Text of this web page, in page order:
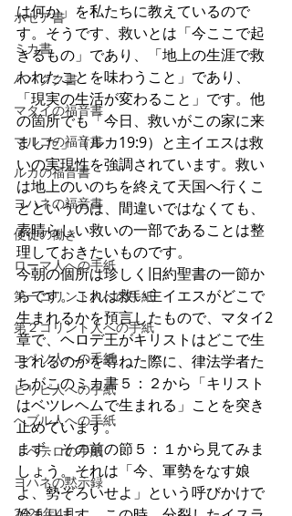
ホセア書
ミカ書
ハバクク書
マタイの福音書
マルコの福音書
ルカの福音書
ヨハネの福音書
使徒の働き
ローマ人への手紙
第一コリント人への手紙
第２コリント人への手紙
エペソ人への手紙
ピリピ人への手紙
へブル人への手紙
Ⅰペテロの手紙
ヨハネの黙示録
は何か」を私たちに教えているので
す。そうです、救いとは「今ここで起
きるもの」であり、「地上の生涯で救
われたことを味わうこと」であり、
「現実の生活が変わること」です。他
の箇所でも「今日、救いがこの家に来
ました」（ルカ19:9）と主イエスは救
いの実現性を強調されています。救い
は地上のいのちを終えて天国へ行くこ
とというのは、間違いではなくても、
素晴らしい救いの一部であることは整
理しておきたいものです。
今朝の個所は珍しく旧約聖書の一節か
らです。これは救い主イエスがどこで
生まれるかを預言したもので、マタイ2
章で、ヘロデ王がキリストはどこで生
まれるのかを尋ねた際に、律法学者た
ちがこのミカ書５：２から「キリスト
はベツレヘムで生まれる」ことを突き
止めています。
まず、その前の節５：１から見てみま
しょう。それは「今、軍勢をなす娘
よ、勢ぞろいせよ」という呼びかけで